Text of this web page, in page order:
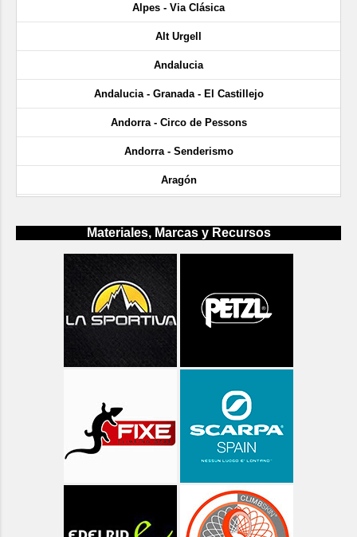
Alpes - Via Clásica
Alt Urgell
Andalucia
Andalucia - Granada - El Castillejo
Andorra - Circo de Pessons
Andorra - Senderismo
Aragón
Aragón - Gargantas de Escuaín
Aragón - Huesca - Ligüerre de Cinca
Aragón - Huesca - Rodellar
Aragón - Huesca - Sacs
Aragón - Huesca - Sandiniés
Aragón - Ibones de Bachimaña
Aragón - Ibón de Respumoso
Aragón - Lagos Azules
Aragón - Ordesa - Góriz
Aragón - Ordesa - Valle de Pineta
Materiales, Marcas y Recursos